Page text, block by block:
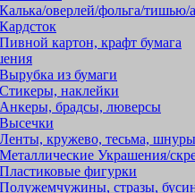
Калька/оверлей/фольга/тишью/
Кардсток
Пивной картон, крафт бумага
Вырубка из бумаги
Стикеры, наклейки
Анкеры, брадсы, люверсы
Высечки
Ленты, кружево, тесьма,
Металлические Украшения/
Пластиковые фигурки
Полужемчужины, стразы,